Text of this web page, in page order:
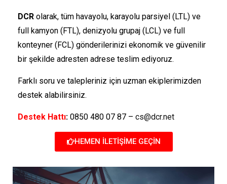
DCR olarak, tüm havayolu, karayolu parsiyel (LTL) ve
full kamyon (FTL), denizyolu grupaj (LCL) ve full
konteyner (FCL) gönderilerinizi ekonomik ve güvenilir
bir şekilde adresten adrese teslim ediyoruz.
Farklı soru ve talepleriniz için uzman ekiplerimizden
destek alabilirsiniz.
Destek Hattı: 0850 480 07 87 – cs@dcr.net
HEMEN İLETİŞİME GEÇİN